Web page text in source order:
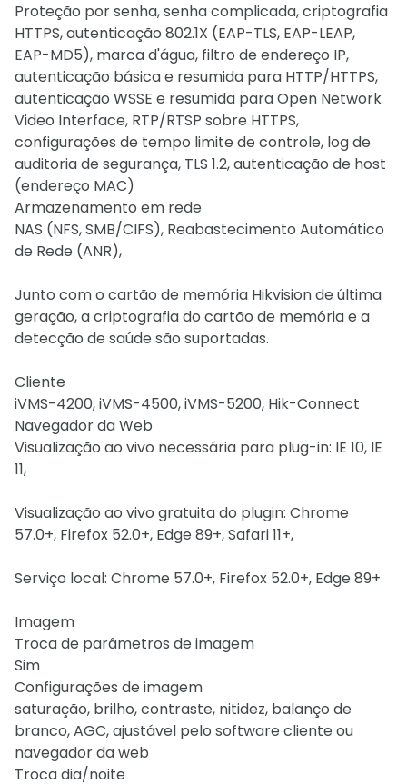
Proteção por senha, senha complicada, criptografia
HTTPS, autenticação 802.1X (EAP-TLS, EAP-LEAP,
EAP-MD5), marca d'água, filtro de endereço IP,
autenticação básica e resumida para HTTP/HTTPS,
autenticação WSSE e resumida para Open Network
Video Interface, RTP/RTSP sobre HTTPS,
configurações de tempo limite de controle, log de
auditoria de segurança, TLS 1.2, autenticação de host
(endereço MAC)
Armazenamento em rede
NAS (NFS, SMB/CIFS), Reabastecimento Automático
de Rede (ANR),
Junto com o cartão de memória Hikvision de última
geração, a criptografia do cartão de memória e a
detecção de saúde são suportadas.
Cliente
iVMS-4200, iVMS-4500, iVMS-5200, Hik-Connect
Navegador da Web
Visualização ao vivo necessária para plug-in: IE 10, IE
11,
Visualização ao vivo gratuita do plugin: Chrome
57.0+, Firefox 52.0+, Edge 89+, Safari 11+,
Serviço local: Chrome 57.0+, Firefox 52.0+, Edge 89+
Imagem
Troca de parâmetros de imagem
Sim
Configurações de imagem
saturação, brilho, contraste, nitidez, balanço de
branco, AGC, ajustável pelo software cliente ou
navegador da web
Troca dia/noite